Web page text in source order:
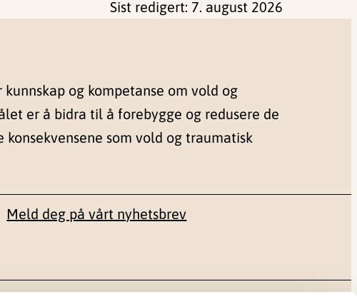
Sist redigert: 7. august 2026
kunnskap og kompetanse om vold og
er å bidra til å forebygge og redusere de
konsekvensene som vold og traumatisk
Meld deg på vårt nyhetsbrev